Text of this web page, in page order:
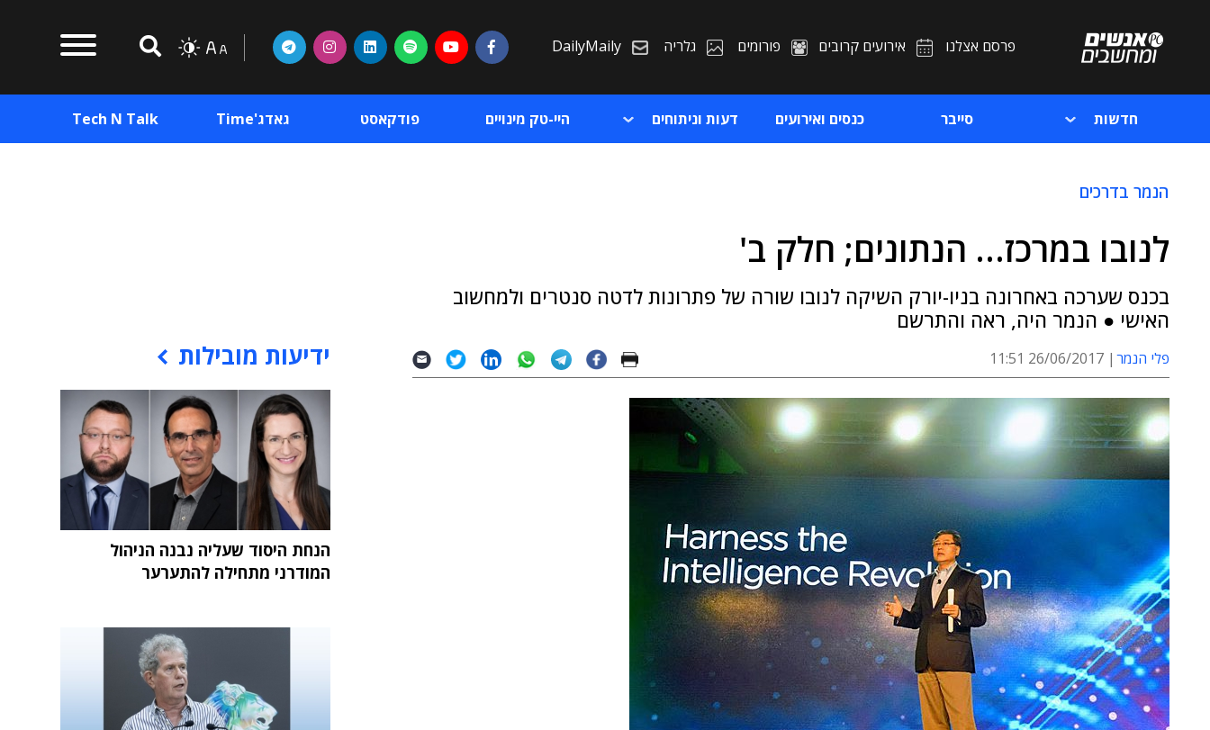
פרסם אצלנו אירועים קרובים פורומים גלריה DailyMaily
חדשות סייבר כנסים ואירועים דעות וניתוחים היי-טק מינויים פודקאסט גאדג'Time Tech N Talk
הנמר בדרכים
לנובו במרכז… הנתונים; חלק ב'
בכנס שערכה באחרונה בניו-יורק השיקה לנובו שורה של פתרונות לדטה סנטרים ולמחשוב
האישי ● הנמר היה, ראה והתרשם
פלי הנמר 26/06/2017 11:51 ידיעות מובילות
הנחת היסוד שעליה נבנה הניהול
המודרני מתחילה להתערער